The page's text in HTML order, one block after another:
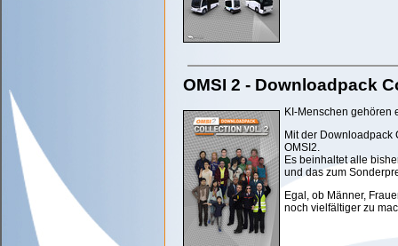
OMSI 2 - Downloadpack
KI-Menschen gehören
Mit der Downloadpack
OMSI2.
Es beinhaltet alle
und das zum
Egal, ob Männer,
noch vielfältiger zu